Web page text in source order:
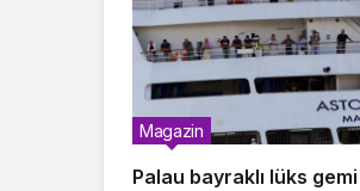
Palau bayraklı lüks gemi
Magazin